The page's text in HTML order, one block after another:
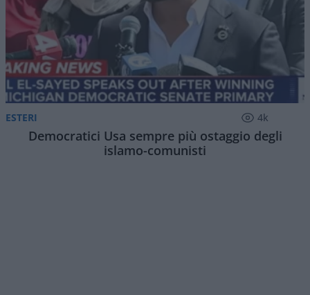
ESTERI 4k
Democratici Usa sempre più ostaggio degli
islamo-comunisti